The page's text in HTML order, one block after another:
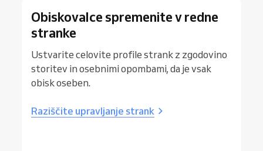
Obiskovalce spremenite v redne
stranke
Ustvarite celovite profile strank z zgodovino
storitev in osebnimi opombami, da je vsak
obisk oseben.
Raziščite upravljanje strank